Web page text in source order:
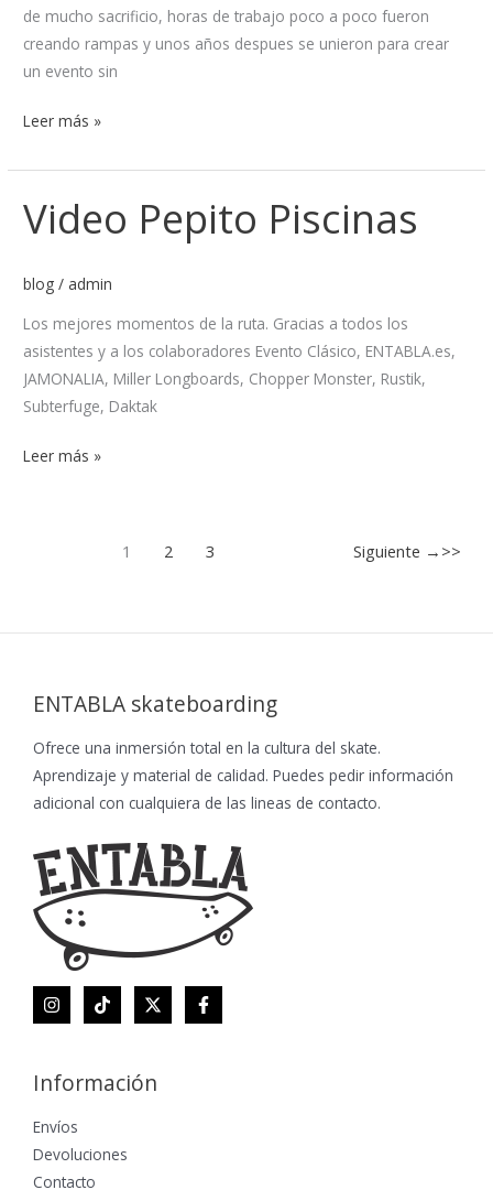
de mucho sacrificio, horas de trabajo poco a poco fueron
creando rampas y unos años despues se unieron para crear
un evento sin
Leer más »
Video Pepito Piscinas
blog / admin
Los mejores momentos de la ruta. Gracias a todos los
asistentes y a los colaboradores Evento Clásico, ENTABLA.es,
JAMONALIA, Miller Longboards, Chopper Monster, Rustik,
Subterfuge, Daktak
Video
Pepito
Leer más »
1 2 3 Siguiente →
ENTABLA skateboarding
Ofrece una inmersión total en la cultura del skate.
Aprendizaje y material de calidad. Puedes pedir información
adicional con cualquiera de las lineas de contacto.
Información
Envíos
Devoluciones
Contacto